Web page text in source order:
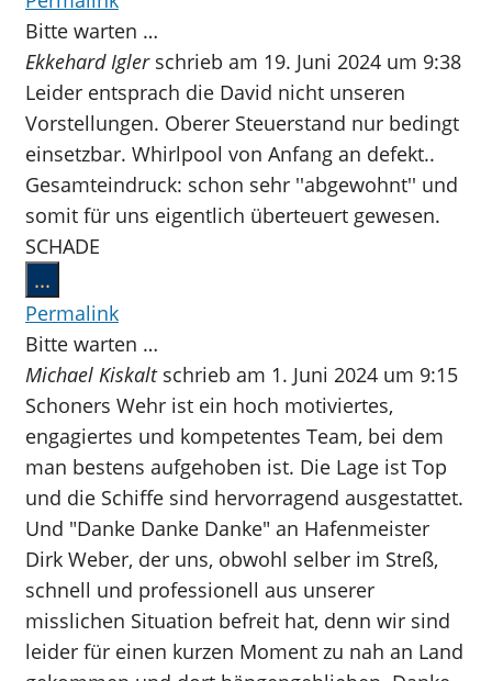
ein-/ausblenden.
Bitte warten …
Ekkehard Igler schrieb am 19. Juni 2024 um 9:38
Leider entsprach die David nicht unseren
Vorstellungen. Oberer Steuerstand nur bedingt
einsetzbar. Whirlpool von Anfang an defekt..
Gesamteindruck: schon sehr ''abgewohnt'' und
somit für uns eigentlich überteuert gewesen.
SCHADE
...
Metabox
ein-/ausblenden.
Permalink
Bitte warten …
Michael Kiskalt schrieb am 1. Juni 2024 um 9:15
Schoners Wehr ist ein hoch motiviertes,
engagiertes und kompetentes Team, bei dem
man bestens aufgehoben ist. Die Lage ist Top
und die Schiffe sind hervorragend ausgestattet.
Und "Danke Danke Danke" an Hafenmeister
Dirk Weber, der uns, obwohl selber im Streß,
schnell und professionell aus unserer
misslichen Situation befreit hat, denn wir sind
leider für einen kurzen Moment zu nah an Land